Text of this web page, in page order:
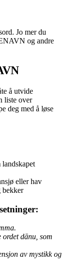
Jo mer du
og andre
å utvide
liste over
deg med å løse
eller hav
bekker
dānu, som
av mystikk og